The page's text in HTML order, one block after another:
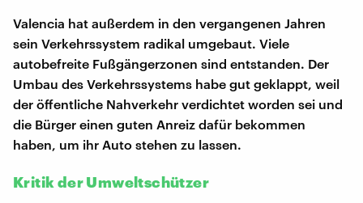
Valencia hat außerdem in den vergangenen Jahren
sein Verkehrssystem radikal umgebaut. Viele
autobefreite Fußgängerzonen sind entstanden. Der
Umbau des Verkehrssystems habe gut geklappt, weil
der öffentliche Nahverkehr verdichtet worden sei und
die Bürger einen guten Anreiz dafür bekommen
haben, um ihr Auto stehen zu lassen.
Kritik der Umweltschützer